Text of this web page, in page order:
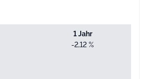
1 Jahr
-2,12 %